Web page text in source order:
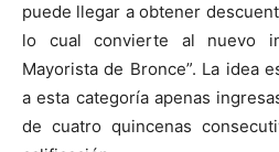
puede llegar a obtener
lo cual convierte al nuevo
Mayorista de Bronce”. La idea
a esta categoría apenas
de cuatro quincenas